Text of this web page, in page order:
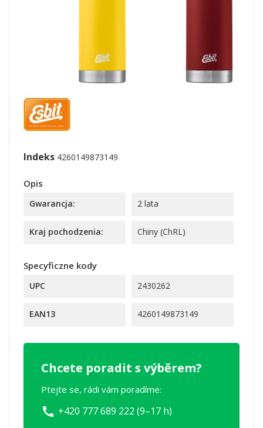
Indeks 4260149873149
Opis
Gwarancja: 2 lata
Kraj pochodzenia: Chiny (ChRL)
Specyficzne kody
UPC 2430262
EAN13 4260149873149
Chcete poradit s výběrem?
Ptejte se, rádi vám poradíme:
call +420 777 689 222 (9–17 h)